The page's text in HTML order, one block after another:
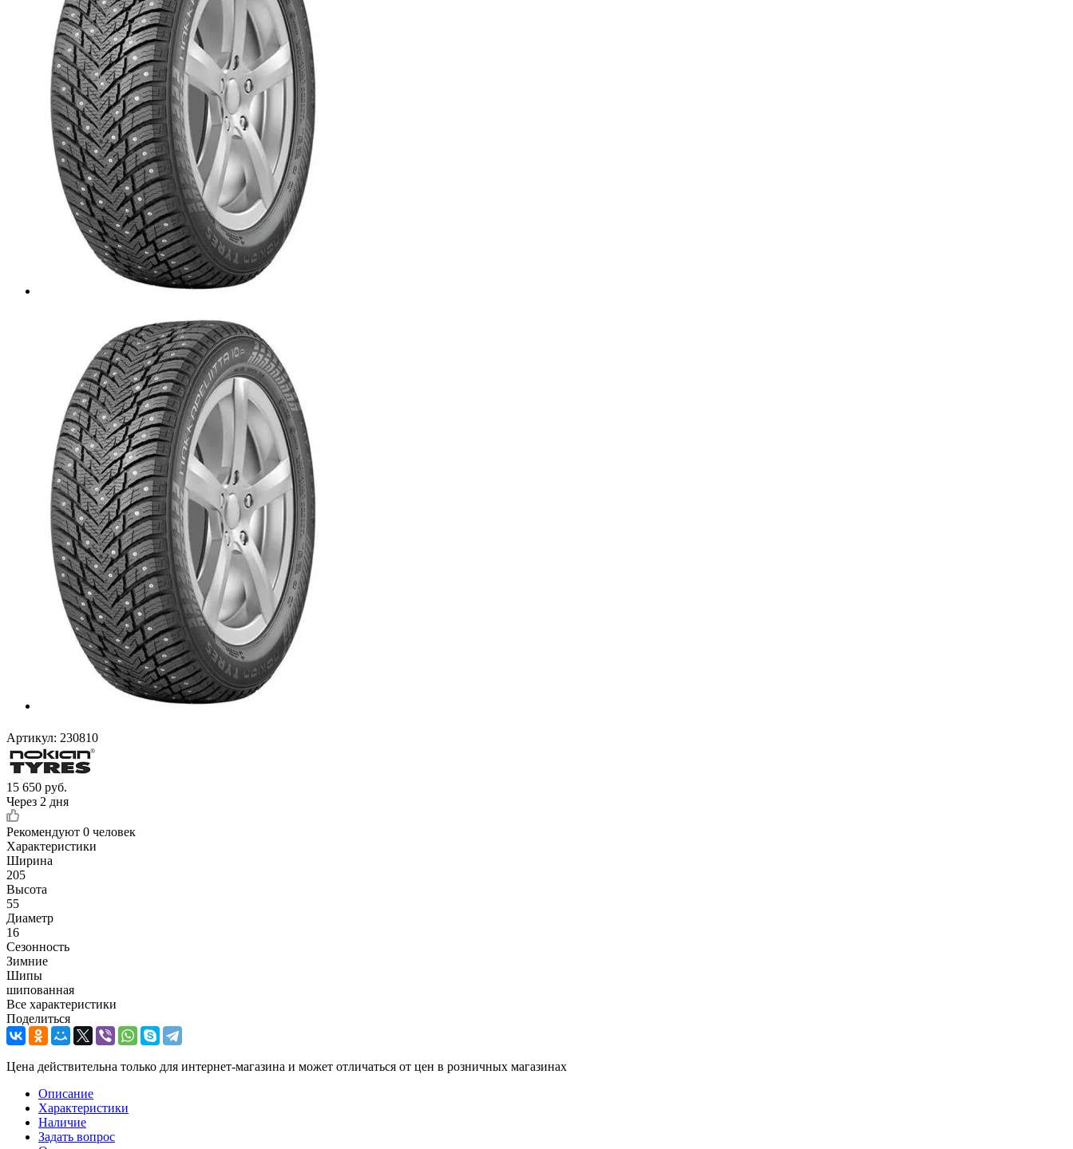
Артикул: 230810
15 650 руб.
Через 2 дня
Рекомендуют 0 человек
Характеристики
Ширина
205
Высота
55
Диаметр
16
Сезонность
Зимние
Шипы
шипованная
Все характеристики
Поделиться
Цена действительна только для интернет-магазина и может отличаться от цен в розничных магазинах
Описание
Характеристики
Наличие
Задать вопрос